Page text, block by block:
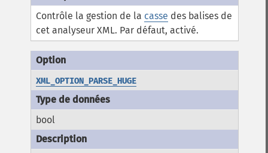
Contrôle la gestion de la casse des balises de
cet analyseur XML. Par défaut, activé.
XML_OPTION_PARSE_HUGE
bool